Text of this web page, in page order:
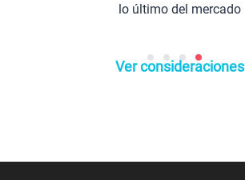
lo último del mercado
Ver consideraciones